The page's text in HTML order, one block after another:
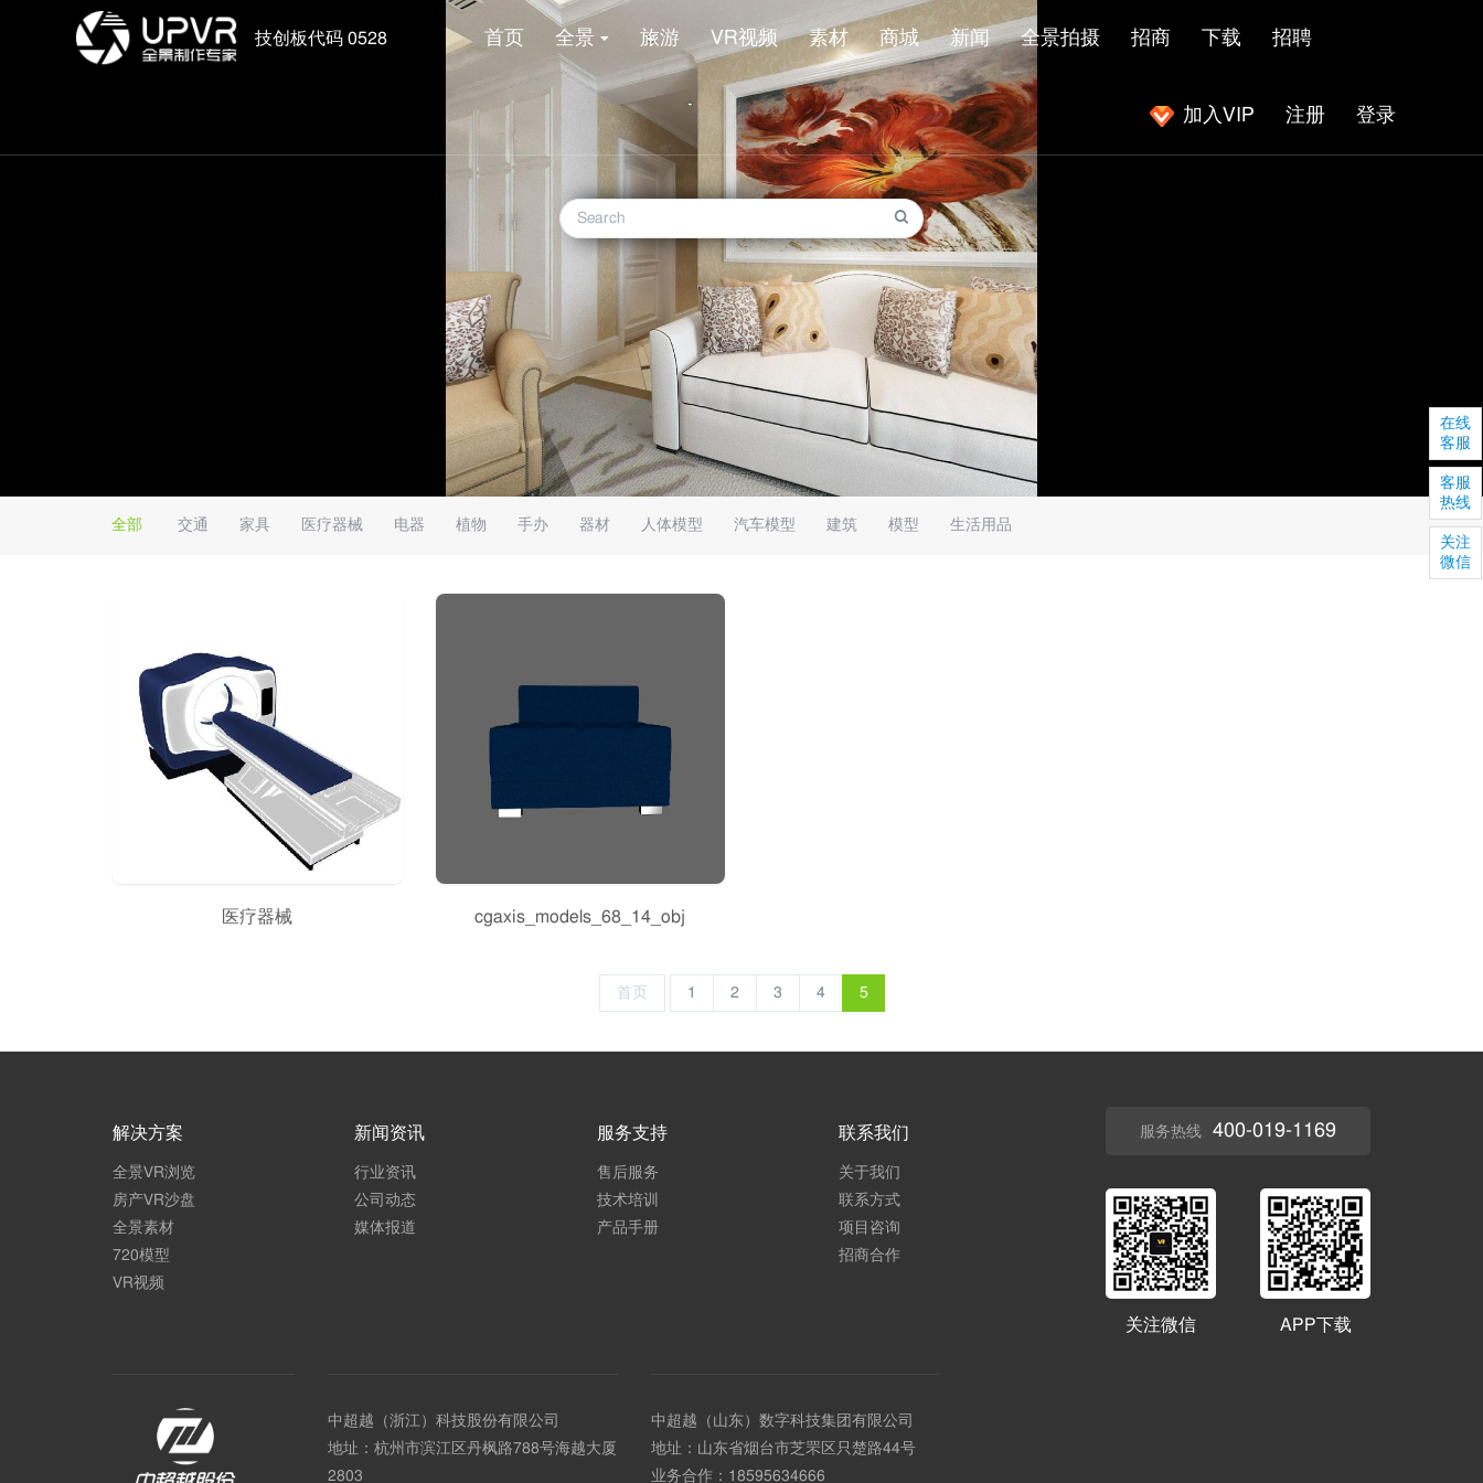
技创板代码 0528 首页 全景 旅游 VR视频 素材 商城 新闻 全景拍摄 招商 下载 招聘
加入VIP 注册 登录
全部 交通 家具 医疗器械 电器 植物 手办 器材 人体模型 汽车模型 建筑 模型 生活用品
医疗器械 cgaxis_models_68_14_obj
首页 1 2 3 4 5
解决方案
全景VR浏览
房产VR沙盘
全景素材
720模型
VR视频
新闻资讯
行业资讯
公司动态
媒体报道
服务支持
售后服务
技术培训
产品手册
联系我们
关于我们
联系方式
项目咨询
招商合作
服务热线 400-019-1169
关注微信 APP下载
中超越（浙江）科技股份有限公司
地址：杭州市滨江区丹枫路788号海越大厦
2803
中超越（山东）数字科技集团有限公司
地址：山东省烟台市芝罘区只楚路44号
业务合作： 18595634666
在线
客服
客服
热线
关注
微信